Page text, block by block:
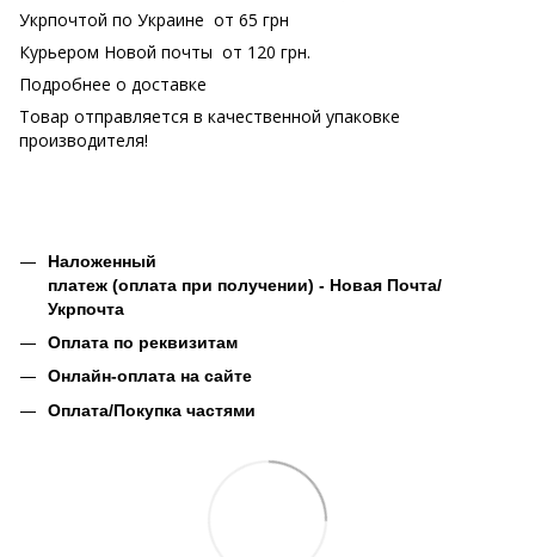
Укрпочтой по Украине от 65 грн
Курьером Новой почты от 120 грн.
Подробнее о доставке
Товар отправляется в качественной упаковке
производителя!
Наложенный
платеж (оплата при получении) - Новая Почта/
Укрпочта
Оплата по реквизитам
Онлайн-оплата на сайте
Оплата/Покупка частями